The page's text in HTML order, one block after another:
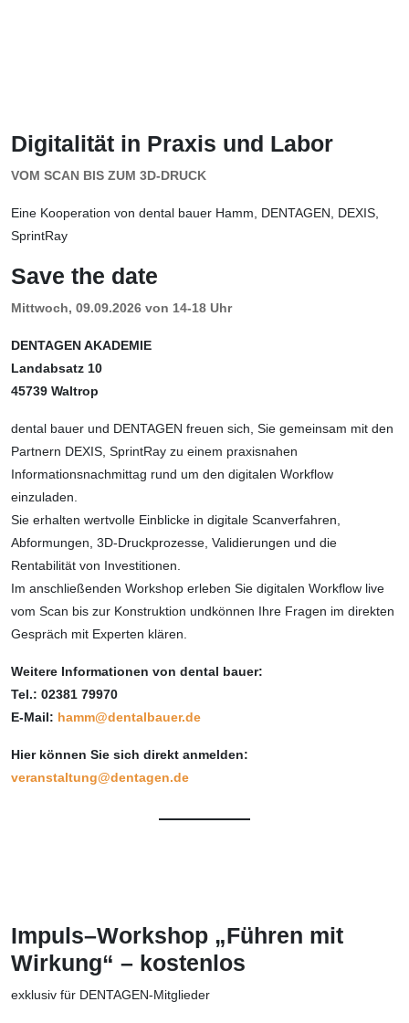
Digitalität in Praxis und Labor
VOM SCAN BIS ZUM 3D-DRUCK
Eine Kooperation von dental bauer Hamm, DENTAGEN, DEXIS,
SprintRay
Save the date
Mittwoch, 09.09.2026 von 14-18 Uhr
DENTAGEN AKADEMIE
Landabsatz 10
45739 Waltrop
dental bauer und DENTAGEN freuen sich, Sie gemeinsam mit den
Partnern DEXIS, SprintRay zu einem praxisnahen
Informationsnachmittag rund um den digitalen Workflow
einzuladen.
Sie erhalten wertvolle Einblicke in digitale Scanverfahren,
Abformungen, 3D-Druckprozesse, Validierungen und die
Rentabilität von Investitionen.
Im anschließenden Workshop erleben Sie digitalen Workflow live
vom Scan bis zur Konstruktion undkönnen Ihre Fragen im direkten
Gespräch mit Experten klären.
Weitere Informationen von dental bauer:
Tel.: 02381 79970
E-Mail: hamm@dentalbauer.de
Hier können Sie sich direkt anmelden:
veranstaltung@dentagen.de
Impuls–Workshop „Führen mit
Wirkung“ – kostenlos
exklusiv für DENTAGEN-Mitglieder